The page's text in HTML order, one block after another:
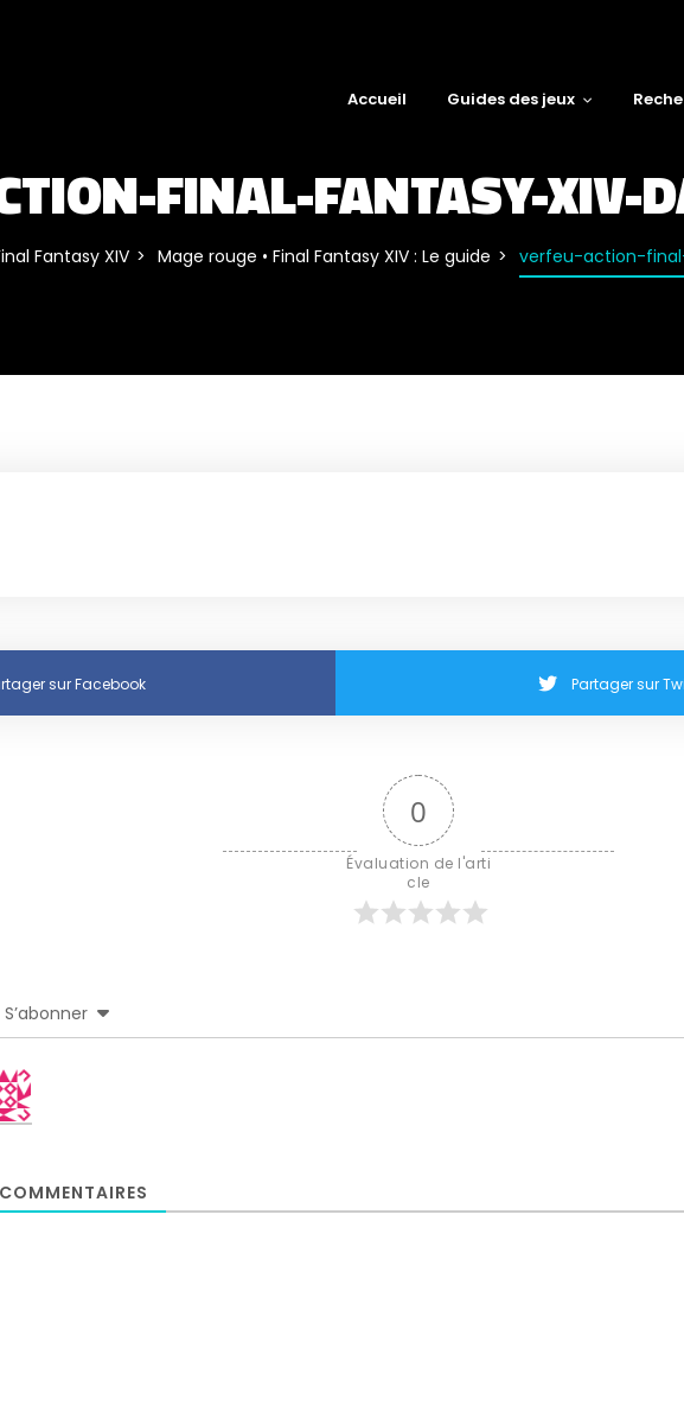
Accueil Guides des jeux
FINAL-FANTASY-XIV-
Fantasy XIV Mage rouge • Final Fantasy XIV : Le guide verfeu-action-
sur Facebook Partager sur
0
Évaluation de l'arti
cle
S’abonner
COMMENTAIRES